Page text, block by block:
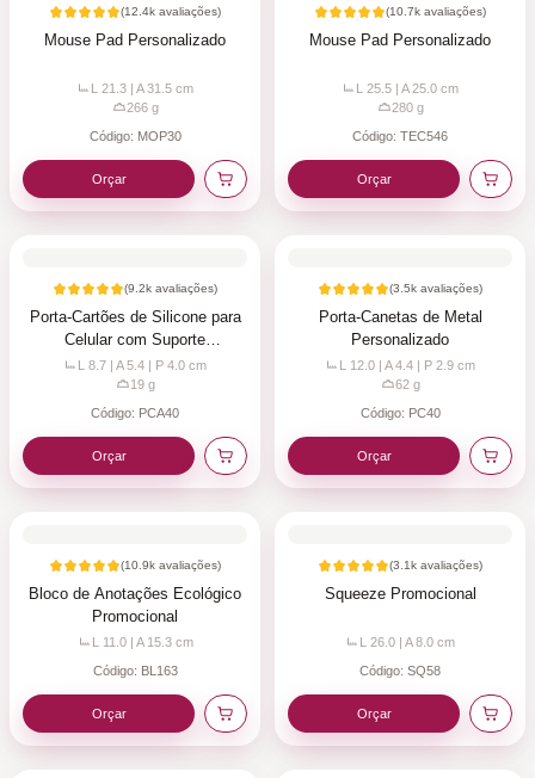
(12.4k avaliações)
Mouse Pad Personalizado
L 21.3 | A 31.5 cm
266g
Código: MOP30
Orçar
(10.7k avaliações)
Mouse Pad Personalizado
L 25.5 | A 25.0 cm
280g
Código: TEC546
Orçar
(9.2k avaliações)
Porta-Cartões de Silicone para
Celular com Suporte
Personalizado
L 8.7 | A 5.4 | P 4.0 cm
19g
Código: PCA40
Orçar
(3.5k avaliações)
Porta-Canetas de Metal
Personalizado
L 12.0 | A 4.4 | P 2.9 cm
62g
Código: PC40
Orçar
(10.9k avaliações)
Bloco de Anotações Ecológico
Promocional
L 11.0 | A 15.3cm
Código: BL163
Orçar
(3.1k avaliações)
Squeeze Promocional
L 26.0 | A 8.0 cm
Código: SQ58
Orçar